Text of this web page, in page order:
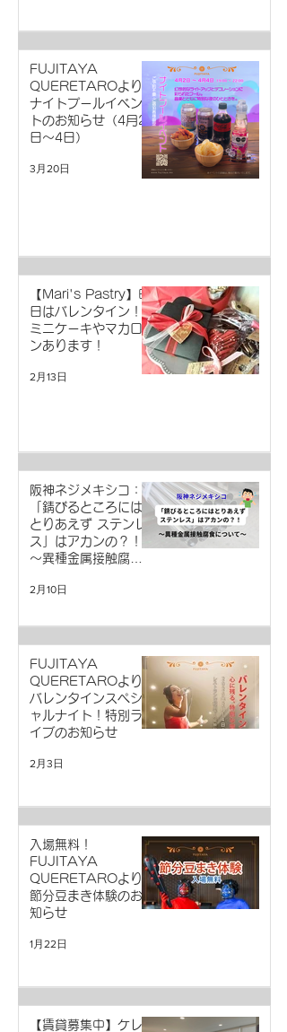
FUJITAYA
QUERETAROより
ナイトプールイベン
トのお知らせ（4月2
日～4日）
3月20日
【Mari's Pastry】明
日はバレンタイン！
ミニケーキやマカロ
ンあります！
2月13日
阪神ネジメキシコ：
「錆びるところには
とりあえず ステンレ
ス」はアカンの？！
～異種金属接触腐食
2月10日
FUJITAYA
QUERETAROより
バレンタインスペシ
ャルナイト！特別ラ
イブのお知らせ
2月3日
入場無料！
FUJITAYA
QUERETAROより
節分豆まき体験のお
知らせ
1月22日
【賃貸募集中】ケレ